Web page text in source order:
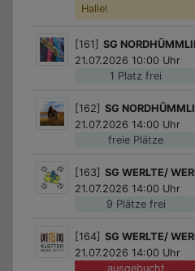
Halle!
1 Platz frei
[161] SG NORDHÜMMLING / ESTERWEGEN /
21.07.2026 10:00 Uhr
freie Plätze
[162] SG NORDHÜMMLING /
21.07.2026 14:00 Uhr
9 Plätze frei
[163] SG WERLTE/ WERLTE/
21.07.2026 14:00 Uhr
ausgebucht
[164] SG WERLTE/ WERLTE/ Kletterabenteuer in
21.07.2026 14:00 Uhr